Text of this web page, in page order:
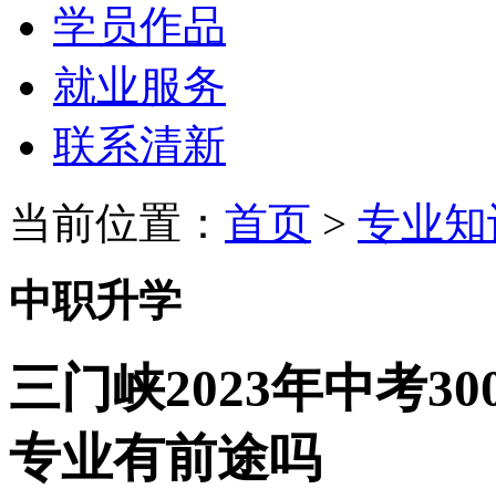
学员作品
就业服务
联系清新
当前位置： 首页 > 专业
中职升学
三门峡2023年中考
专业有前途吗